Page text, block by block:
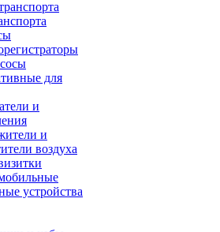
для
и
и
воздуха
устройства